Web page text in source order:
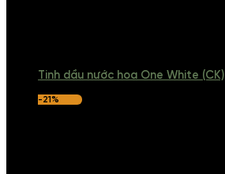
Tinh dầu nước hoa One White (CK)
-21%